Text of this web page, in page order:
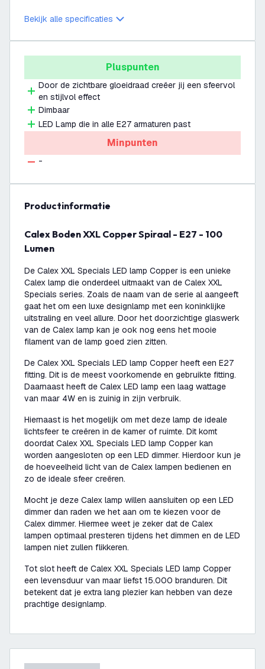
Bekijk alle specificaties
Pluspunten
Door de zichtbare gloeidraad creëer jij een sfeervol
en stijlvol effect
Dimbaar
LED Lamp die in alle E27 armaturen past
Minpunten
-
productinformatie
Calex Boden XXL Copper Spiraal - E27 - 100
Lumen
De Calex XXL Specials LED lamp Copper is een unieke
Calex lamp die onderdeel uitmaakt van de Calex XXL
Specials series. Zoals de naam van de serie al aangeeft
gaat het om een luxe designlamp met een koninklijke
uitstraling en veel allure. Door het doorzichtige glaswerk
van de Calex lamp kan je ook nog eens het mooie
filament van de lamp goed zien zitten.
De Calex XXL Specials LED lamp Copper heeft een E27
fitting. Dit is de meest voorkomende en gebruikte fitting.
Daarnaast heeft de Calex LED lamp een laag wattage
van maar 4W en is zuinig in zijn verbruik.
Hiernaast is het mogelijk om met deze lamp de ideale
lichtsfeer te creëren in de kamer of ruimte. Dit komt
doordat Calex XXL Specials LED lamp Copper kan
worden aangesloten op een LED dimmer. Hierdoor kun je
de hoeveelheid licht van de Calex lampen bedienen en
zo de ideale sfeer creëren.
Mocht je deze Calex lamp willen aansluiten op een LED
dimmer dan raden we het aan om te kiezen voor de
Calex dimmer. Hiermee weet je zeker dat de Calex
lampen optimaal presteren tijdens het dimmen en de LED
lampen niet zullen flikkeren.
Tot slot heeft de Calex XXL Specials LED lamp Copper
een levensduur van maar liefst 15.000 branduren. Dit
betekent dat je extra lang plezier kan hebben van deze
prachtige designlamp.